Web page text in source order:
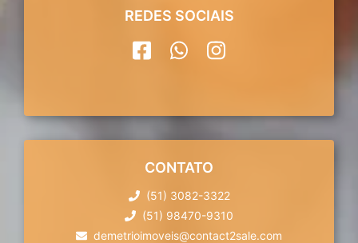
REDES SOCIAIS
CONTATO
(51) 3082-3322
(51) 98470-9310
demetrioimoveis@contact2sale.com